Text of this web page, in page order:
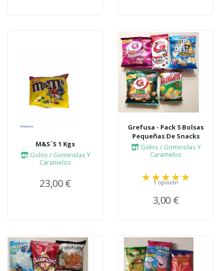
M&S´S 1 Kgs
Golos / Gominolas Y
Caramelos
23,00 €
Grefusa - Pack 5 Bolsas
Pequeñas De Snacks
Golos / Gominolas Y
Caramelos
1 opinión
3,00 €